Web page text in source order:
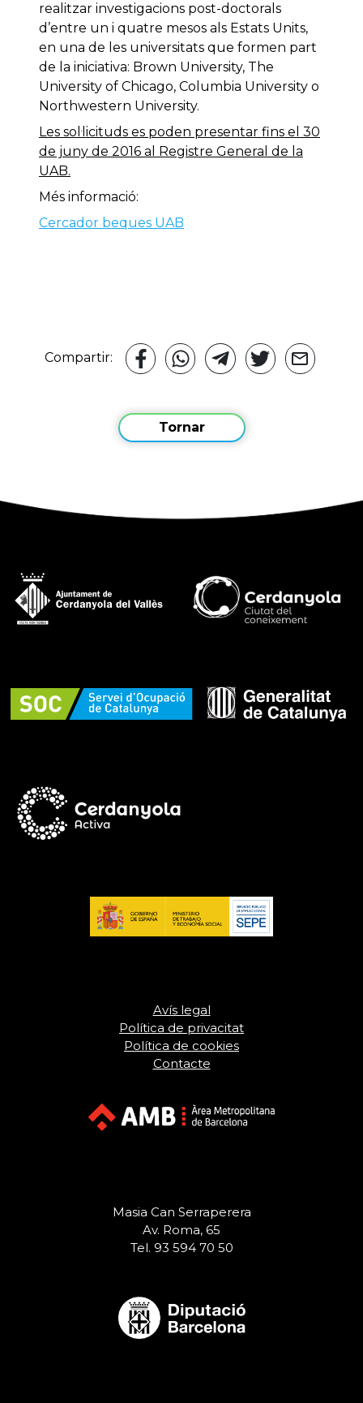
realitzar investigacions post-doctorals
d’entre un i quatre mesos als Estats Units,
en una de les universitats que formen part
de la iniciativa: Brown University, The
University of Chicago, Columbia University o
Northwestern University.
Les sol·licituds es poden presentar fins el 30
de juny de 2016 al Registre General de la
UAB.
Més informació:
Cercador beques UAB
Compartir:
Tornar
Avís legal
Política de privacitat
Política de cookies
Contacte
Masia Can Serraperera
Av. Roma, 65
Tel. 93 594 70 50